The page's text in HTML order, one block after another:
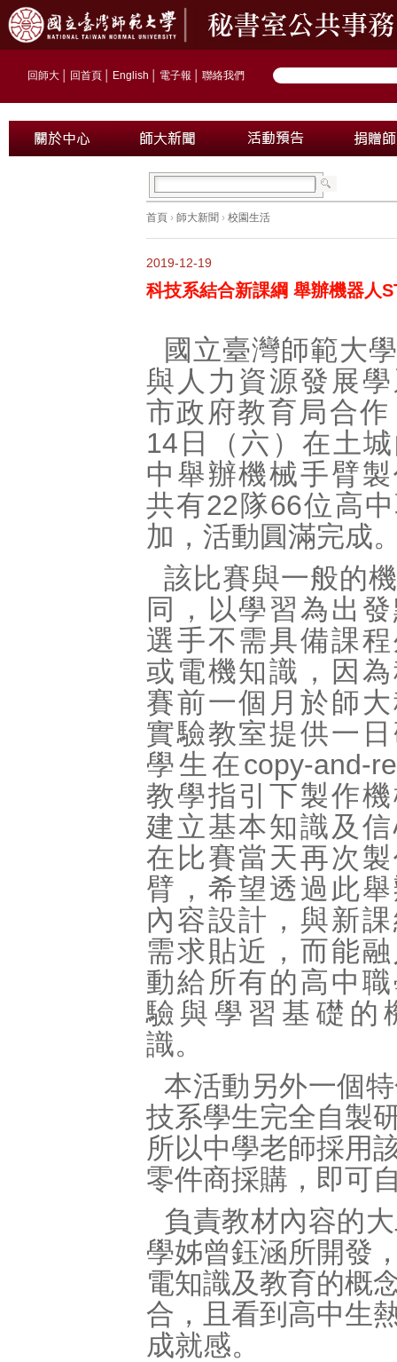
回師大 回首頁 English 電子報 聯絡我們
首頁 › 師大新聞 › 校園生活
2019-12-19
科技系結合新課綱 舉辦機器人
國立臺灣師範大
與人力資源發展
市政府教育局合
14日（六）在土
中舉辦機械手臂
共有22隊66位高
加，活動圓滿完成
該比賽與一般的
同，以學習為出
選手不需具備課
或電機知識，因
賽前一個月於師
實驗教室提供一
學生在copy-and-
教學指引下製作
建立基本知識及
在比賽當天再次
臂，希望透過此
內容設計，與新
需求貼近，而能
動給所有的高中
驗與學習基礎的
識。
本活動另外一個
技系學生完全自製
所以中學老師採用
零件商採購，即可
負責教材內容的
學姊曾鈺涵所開發
電知識及教育的概
合，且看到高中生
成就感。